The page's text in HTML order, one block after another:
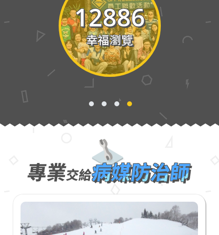
12886
幸福瀏覽
1 2 3 4
專業交給病媒防治師